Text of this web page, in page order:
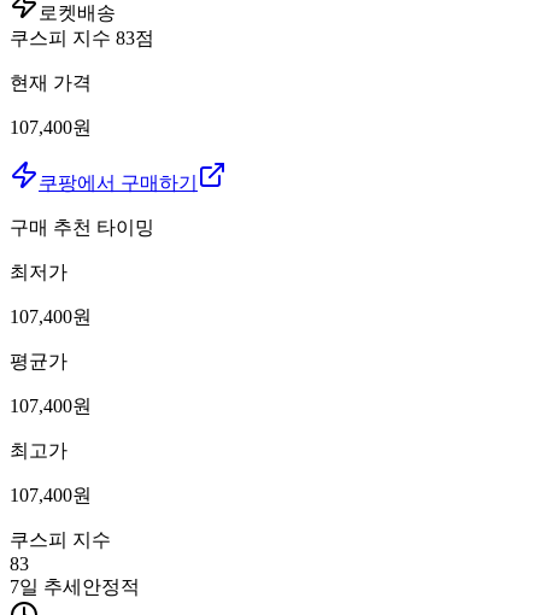
로켓배송
쿠스피 지수 83점
현재 가격
107,400원
쿠팡에서 구매하기
구매 추천 타이밍
최저가
107,400원
평균가
107,400원
최고가
107,400원
쿠스피 지수
83
7일 추세 안정적